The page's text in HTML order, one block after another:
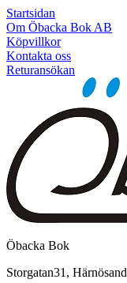
Startsidan
Om Öbacka Bok AB
Köpvillkor
Kontakta oss
Returansökan
Öbacka Bok
Storgatan31, Härnösand